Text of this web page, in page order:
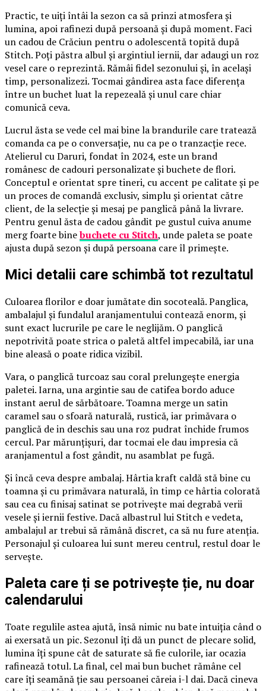
Practic, te uiți întâi la sezon ca să prinzi atmosfera și
lumina, apoi rafinezi după persoană și după moment. Faci
un cadou de Crăciun pentru o adolescentă topită după
Stitch. Poți păstra albul și argintiul iernii, dar adaugi un roz
vesel care o reprezintă. Rămâi fidel sezonului și, în același
timp, personalizezi. Tocmai gândirea asta face diferența
între un buchet luat la repezeală și unul care chiar
comunică ceva.
Lucrul ăsta se vede cel mai bine la brandurile care tratează
comanda ca pe o conversație, nu ca pe o tranzacție rece.
Atelierul cu Daruri, fondat în 2024, este un brand
românesc de cadouri personalizate și buchete de flori.
Conceptul e orientat spre tineri, cu accent pe calitate și pe
un proces de comandă exclusiv, simplu și orientat către
client, de la selecție și mesaj pe panglică până la livrare.
Pentru genul ăsta de cadou gândit pe gustul cuiva anume
merg foarte binebuchete cu Stitch, unde paleta se poate
ajusta după sezon și după persoana care îl primește.
Mici detalii care schimbă tot rezultatul
Culoarea florilor e doar jumătate din socoteală. Panglica,
ambalajul și fundalul aranjamentului contează enorm, și
sunt exact lucrurile pe care le neglijăm. O panglică
nepotrivită poate strica o paletă altfel impecabilă, iar una
bine aleasă o poate ridica vizibil.
Vara, o panglică turcoaz sau coral prelungește energia
paletei. Iarna, una argintie sau de catifea bordo aduce
instant aerul de sărbătoare. Toamna merge un satin
caramel sau o sfoară naturală, rustică, iar primăvara o
panglică de in deschis sau una roz pudrat închide frumos
cercul. Par mărunțișuri, dar tocmai ele dau impresia că
aranjamentul a fost gândit, nu asamblat pe fugă.
Și încă ceva despre ambalaj. Hârtia kraft caldă stă bine cu
toamna și cu primăvara naturală, în timp ce hârtia colorată
sau cea cu finisaj satinat se potrivește mai degrabă verii
vesele și iernii festive. Dacă albastrul lui Stitch e vedeta,
ambalajul ar trebui să rămână discret, ca să nu fure atenția.
Personajul și culoarea lui sunt mereu centrul, restul doar le
servește.
Paleta care ți se potrivește ție, nu doar
calendarului
Toate regulile astea ajută, însă nimic nu bate intuiția când o
ai exersată un pic. Sezonul îți dă un punct de plecare solid,
lumina îți spune cât de saturate să fie culorile, iar ocazia
rafinează totul. La final, cel mai bun buchet rămâne cel
care îți seamănă ție sau persoanei căreia i-l dai. Dacă cineva